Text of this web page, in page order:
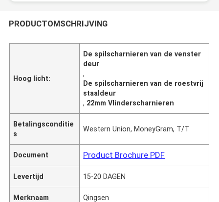
PRODUCTOMSCHRIJVING
Hoog licht:
De spilscharnieren van de venster
deur
,
De spilscharnieren van de roestvrij
staaldeur
, 22mm Vlinderscharnieren
Betalingsconditie
s
Western Union, MoneyGram, T/T
Document Product Brochure PDF
Levertijd 15-20 DAGEN
Merknaam Qingsen